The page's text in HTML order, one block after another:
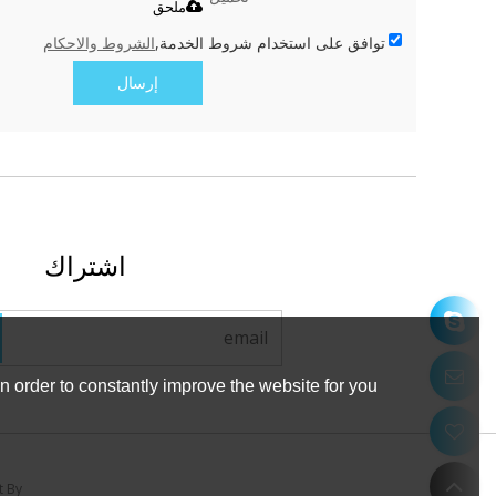
ملحق
توافق على استخدام شروط الخدمة,الشروط والاحكام
إرسال
اشتراك
By
to constantly improve the website for you.